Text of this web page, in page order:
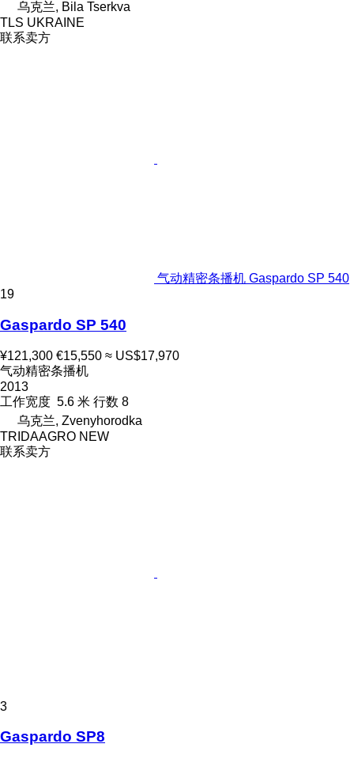
乌克兰, Bila Tserkva
TLS UKRAINE
联系卖方
气动精密条播机 Gaspardo SP 540
19
Gaspardo SP 540
¥121,300 €15,550 ≈ US$17,970
气动精密条播机
2013
工作宽度 5.6 米 行数 8
乌克兰, Zvenyhorodka
TRIDAAGRO NEW
联系卖方
3
Gaspardo SP8